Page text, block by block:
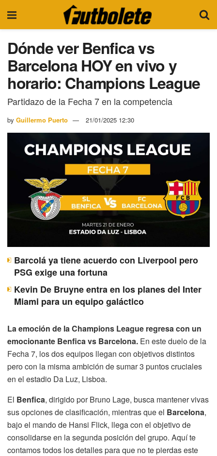
Dónde ver Benfica vs
Barcelona HOY en vivo y
horario: Champions League
Partidazo de la Fecha 7 en la competencia
by Guillermo Puerto 21/01/2025 12:30
Barcolá ya tiene acuerdo con Liverpool pero
PSG exige una fortuna
Kevin De Bruyne entra en los planes del Inter
Miami para un equipo galáctico
La emoción de la Champions League regresa con un
emocionante Benfica vs Barcelona. En este duelo de la
Fecha 7, los dos equipos llegan con objetivos distintos
pero con la misma ambición de sumar 3 puntos cruciales
en el estadio Da Luz, Lisboa.
El Benfica, dirigido por Bruno Lage, busca mantener vivas
sus opciones de clasificación, mientras que el Barcelona,
bajo el mando de Hansi Flick, llega con el objetivo de
consolidarse en la segunda posición del grupo. Aquí te
contamos todos los detalles para que no te pierdas este